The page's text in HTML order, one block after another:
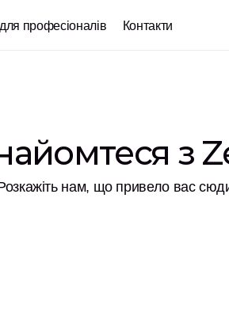
професіоналів Контакти
з
нам, що привело вас